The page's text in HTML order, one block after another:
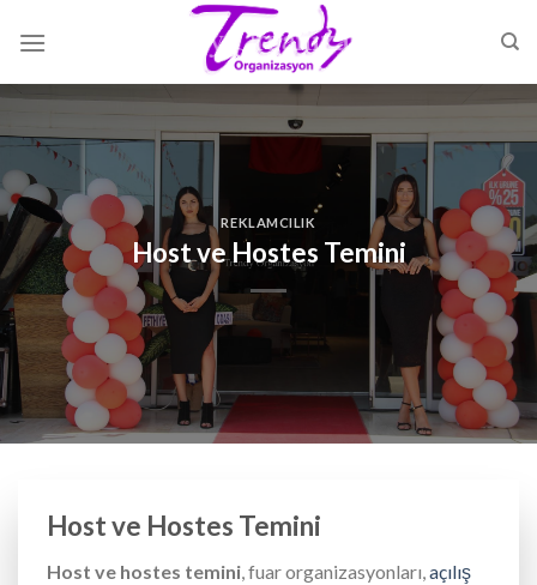
REKLAMCILIK
Host ve Hostes Temini
Host ve Hostes Temini
Host ve hostes temini, fuar organizasyonları,açılış